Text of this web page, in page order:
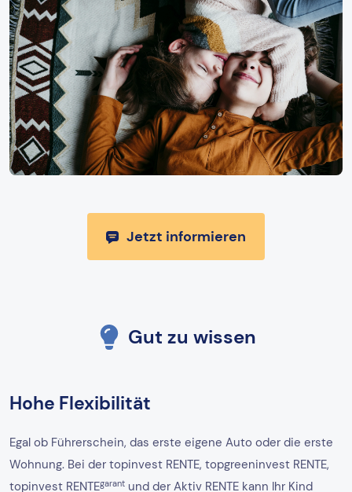
Jetzt informieren
Gut zu wissen
Hohe Flexibilität
Egal ob Führerschein, das erste eigene Auto oder die erste
Wohnung. Bei der topinvest RENTE, topgreeninvest RENTE,
topinvest RENTEgarant und der Aktiv RENTE kann Ihr Kind